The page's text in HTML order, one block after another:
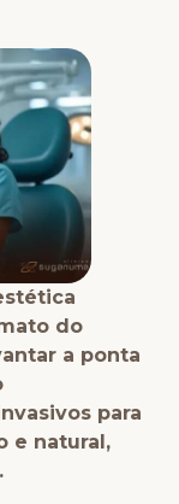
do
a ponta
para
e natural,